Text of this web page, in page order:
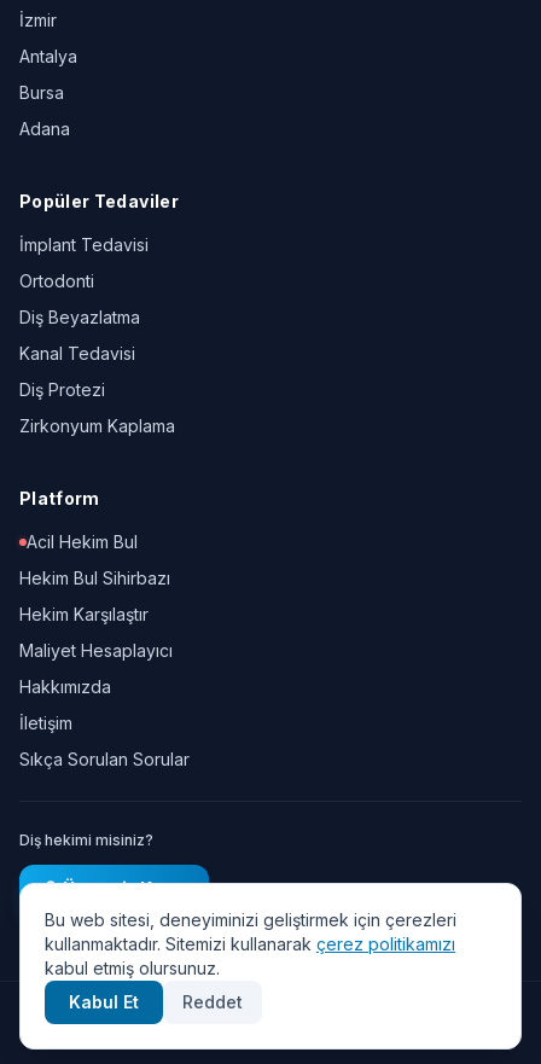
İzmir
Antalya
Bursa
Adana
Popüler Tedaviler
İmplant Tedavisi
Ortodonti
Diş Beyazlatma
Kanal Tedavisi
Diş Protezi
Zirkonyum Kaplama
Platform
Acil Hekim Bul
Hekim Bul Sihirbazı
Hekim Karşılaştır
Maliyet Hesaplayıcı
Hakkımızda
İletişim
Sıkça Sorulan Sorular
Diş hekimi misiniz?
Ücretsiz Kayıt
© 2026 Diş Randevu — Tüm hakları saklıdır.
Bu web sitesi, deneyiminizi geliştirmek için çerezleri
kullanmaktadır. Sitemizi kullanarak çerez politikamızı
kabul etmiş olursunuz.
Kabul Et
Reddet